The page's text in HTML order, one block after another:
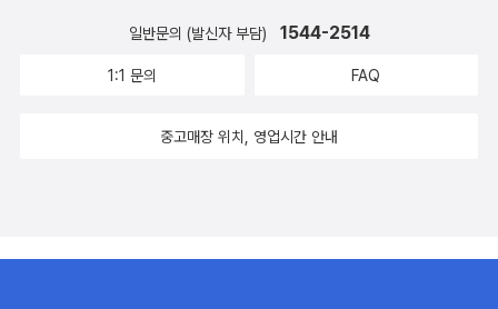
일반문의 (발신자 부담) 1544-2514
1:1 문의 FAQ
중고매장 위치, 영업시간 안내